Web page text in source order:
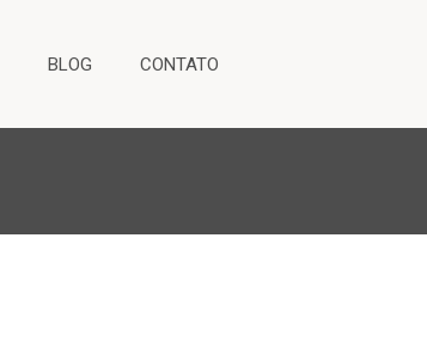
BLOG CONTATO